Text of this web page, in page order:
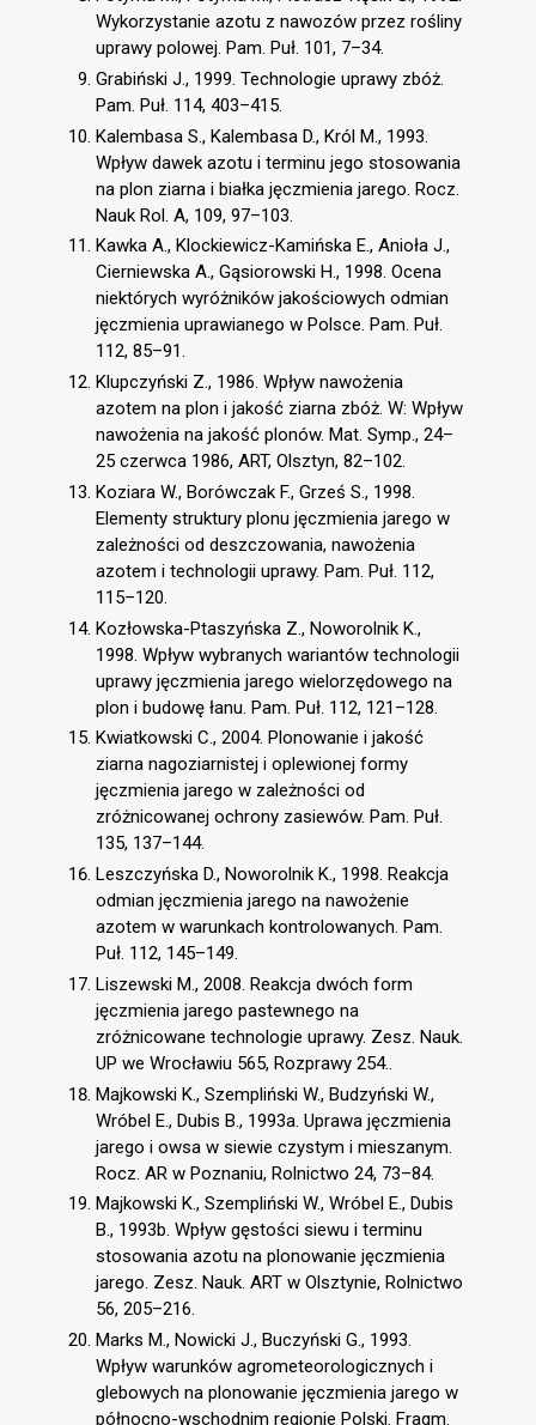
Wykorzystanie azotu z nawozów przez rośliny
uprawy polowej. Pam. Puł. 101, 7–34.
Grabiński J., 1999. Technologie uprawy zbóż.
Pam. Puł. 114, 403–415.
Kalembasa S., Kalembasa D., Król M., 1993.
Wpływ dawek azotu i terminu jego stosowania
na plon ziarna i białka jęczmienia jarego. Rocz.
Nauk Rol. A, 109, 97–103.
Kawka A., Klockiewicz-Kamińska E., Anioła J.,
Cierniewska A., Gąsiorowski H., 1998. Ocena
niektórych wyróżników jakościowych odmian
jęczmienia uprawianego w Polsce. Pam. Puł.
112, 85–91.
Klupczyński Z., 1986. Wpływ nawożenia
azotem na plon i jakość ziarna zbóż. W: Wpływ
nawożenia na jakość plonów. Mat. Symp., 24–
25 czerwca 1986, ART, Olsztyn, 82–102.
Koziara W., Borówczak F., Grześ S., 1998.
Elementy struktury plonu jęczmienia jarego w
zależności od deszczowania, nawożenia
azotem i technologii uprawy. Pam. Puł. 112,
115–120.
Kozłowska-Ptaszyńska Z., Noworolnik K.,
1998. Wpływ wybranych wariantów technologii
uprawy jęczmienia jarego wielorzędowego na
plon i budowę łanu. Pam. Puł. 112, 121–128.
Kwiatkowski C., 2004. Plonowanie i jakość
ziarna nagoziarnistej i oplewionej formy
jęczmienia jarego w zależności od
zróżnicowanej ochrony zasiewów. Pam. Puł.
135, 137–144.
Leszczyńska D., Noworolnik K., 1998. Reakcja
odmian jęczmienia jarego na nawożenie
azotem w warunkach kontrolowanych. Pam.
Puł. 112, 145–149.
Liszewski M., 2008. Reakcja dwóch form
jęczmienia jarego pastewnego na
zróżnicowane technologie uprawy. Zesz. Nauk.
UP we Wrocławiu 565, Rozprawy 254..
Majkowski K., Szempliński W., Budzyński W.,
Wróbel E., Dubis B., 1993a. Uprawa jęczmienia
jarego i owsa w siewie czystym i mieszanym.
Rocz. AR w Poznaniu, Rolnictwo 24, 73–84.
Majkowski K., Szempliński W., Wróbel E., Dubis
B., 1993b. Wpływ gęstości siewu i terminu
stosowania azotu na plonowanie jęczmienia
jarego. Zesz. Nauk. ART w Olsztynie, Rolnictwo
56, 205–216.
Marks M., Nowicki J., Buczyński G., 1993.
Wpływ warunków agrometeorologicznych i
glebowych na plonowanie jęczmienia jarego w
północno-wschodnim regionie Polski. Fragm.